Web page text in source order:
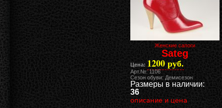
Женские сапоги
Sateg
Цена: 1200 руб.
Арт.№: 1106
Сезон обуви: Демисезон
Размеры в наличии:
36
описание и цена